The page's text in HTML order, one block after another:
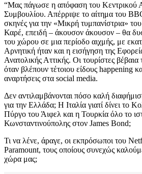
“Μας πάγωσε η απόφαση του Κεντρικού
Συμβουλίου. Απέρριψε το αίτημα του
σκηνές για την «Μικρή τυμπανίστρια»
Καρέ, επειδή – άκουσον άκουσον – θα
του χώρου σε μια περίοδο αιχμής, με
Αρνητική ήταν και η εισήγηση της
Ανατολικής Αττικής. Οι τουρίστες βέβαια
όταν βλέπουν τέτοιου είδους happening
αναρτήσεις στα social media.
Δεν αντιλαμβάνονται πόσο καλή
για την Ελλάδα; Η Ιταλία γιατί δίνει το
Πύργο του Άιφελ και η Τουρκία όλο το
Κωνσταντινούπολης στον James Bond;
Τι να λένε, άραγε, οι εκπρόσωποι του
Paramount, τους οποίους συνεχώς
χώρα μας;